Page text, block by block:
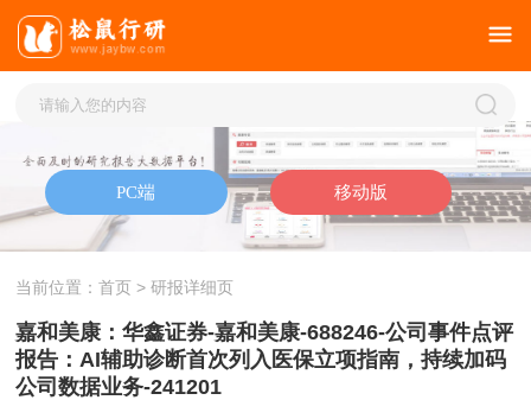
当前位置：首页 > 研报详细页
嘉和美康：华鑫证券-嘉和美康-688246-公司事件点评
报告：AI辅助诊断首次列入医保立项指南，持续加码
公司数据业务-241201